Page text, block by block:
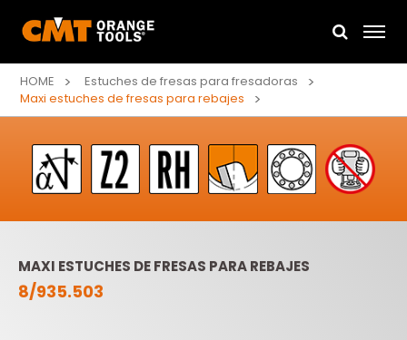
HOME
Estuches de fresas para fresadoras
Maxi estuches de fresas para rebajes
MAXI ESTUCHES DE FRESAS PARA REBAJES
8/935.503